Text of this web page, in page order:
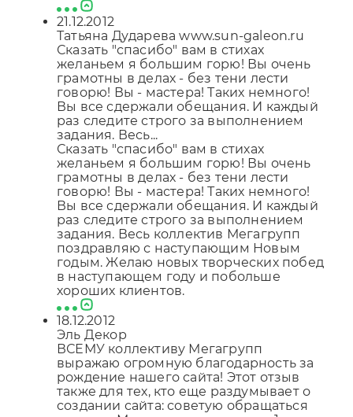
21.12.2012
Татьяна Дударева www.sun-galeon.ru
Сказать "спасибо" вам в стихах
желаньем я большим горю! Вы очень
грамотны в делах - без тени лести
говорю! Вы - мастера! Таких немного!
Вы все сдержали обещания. И каждый
раз следите строго за выполнением
задания. Весь...
Сказать "спасибо" вам в стихах
желаньем я большим горю! Вы очень
грамотны в делах - без тени лести
говорю! Вы - мастера! Таких немного!
Вы все сдержали обещания. И каждый
раз следите строго за выполнением
задания. Весь коллектив Мегагрупп
поздравляю с наступающим Новым
годым. Желаю новых творческих побед
в наступающем году и побольше
хороших клиентов.
18.12.2012
Эль Декор
ВСЕМУ коллективу Мегагрупп
выражаю огромную благодарность за
рождение нашего сайта! Этот отзыв
также для тех, кто еще раздумывает о
создании сайта: советую обращаться